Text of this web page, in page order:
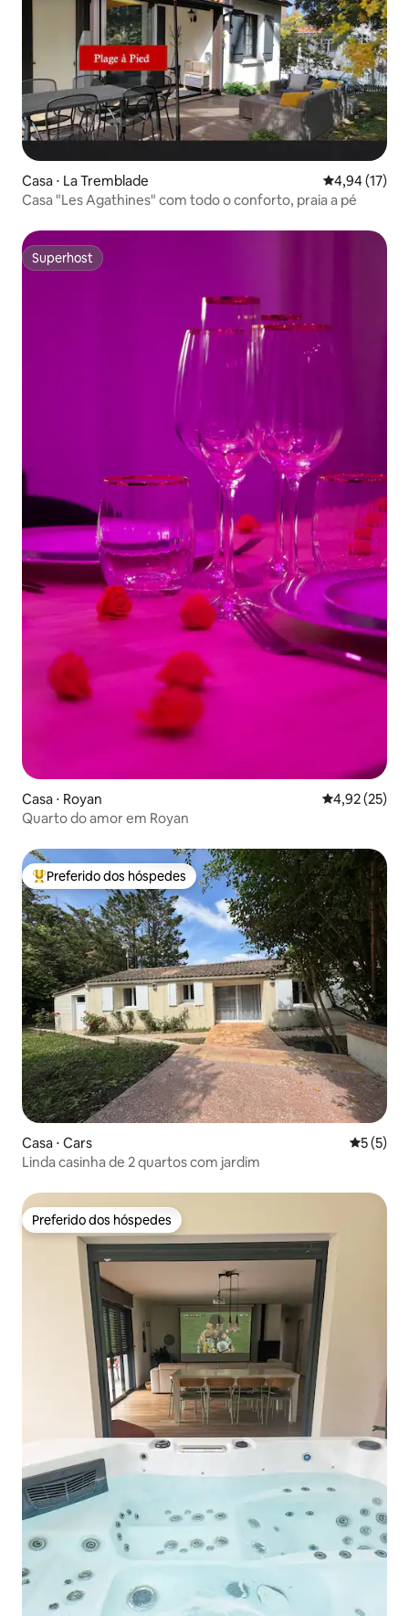
Casa ⋅ La Tremblade 4,94 de uma
4,94 (17)
Casa "Les Agathines" com todo o conforto, praia a pé
Superhost
Superhost
Casa ⋅ Royan 4,92 de uma
4,92 (25)
Quarto do amor em Royan
Entre os melhores preferidos dos hóspedes
Preferido dos hóspedes
Casa ⋅ Cars 5 de
5 (5)
Linda casinha de 2 quartos com jardim
Preferido dos hóspedes
Preferido dos hóspedes